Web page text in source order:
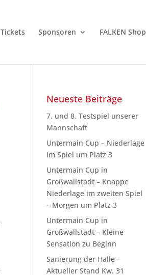
Tickets Sponsoren FALKEN Shop
Neueste Beiträge
7. und 8. Testspiel unserer
Mannschaft
Untermain Cup – Niederlage
im Spiel um Platz 3
Untermain Cup in
Großwallstadt – Knappe
Niederlage im zweiten Spiel
– Morgen um Platz 3
Untermain Cup in
Großwallstadt – Kleine
Sensation zu Beginn
Sanierung der Halle –
Aktueller Stand Kw. 31